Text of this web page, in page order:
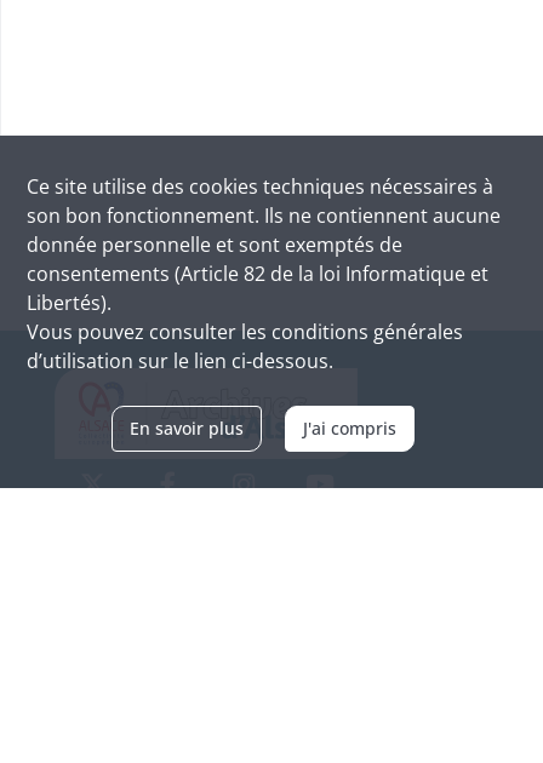
Ce site utilise des cookies techniques nécessaires à
son bon fonctionnement. Ils ne contiennent aucune
donnée personnelle et sont exemptés de
consentements (Article 82 de la loi Informatique et
Libertés).
Vous pouvez consulter les conditions générales
d’utilisation sur le lien ci-dessous.
En savoir plus J'ai compris